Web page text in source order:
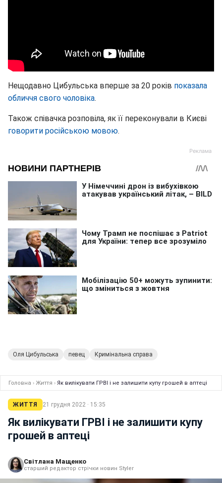
Нещодавно Цибульська вперше за 20 років показала
обличчя свого чоловіка.
Також співачка розповіла, як її переконували в Києві
говорити російською мовою.
Оля Цибульська певец Кримінальна справа
Головна › Життя › Як вилікувати ГРВІ і не залишити купу грошей в аптеці
ЖИТТЯ 21 грудня 2022 · 15:35
Як вилікувати ГРВІ і не залишити купу
грошей в аптеці
Світлана Мащенко
старший редактор стрічки новин Styler